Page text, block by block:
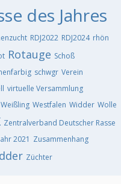
des Jahres
RDJ2022 RDJ2024 rhön
Rotauge Schoß
schwgr Verein
virtuelle Versammlung
Weißling Westfalen Widder Wolle
Zentralverband Deutscher Rasse
2021 Zusammenhang
Züchter